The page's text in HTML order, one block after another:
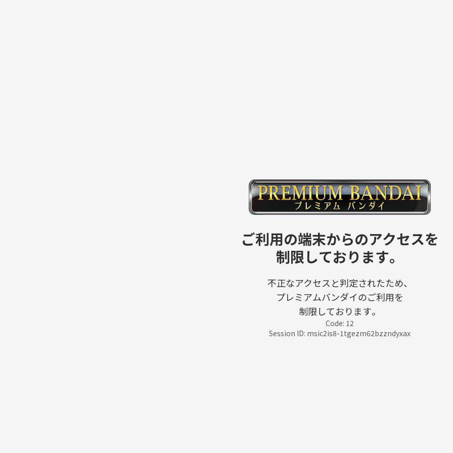
ご利用の端末からのアクセスを
制限しております。
不正なアクセスと判定されたため、
プレミアムバンダイのご利用を
制限しております。
Code: 12
Session ID: msic2is8-1tgezm62bzzndyxax